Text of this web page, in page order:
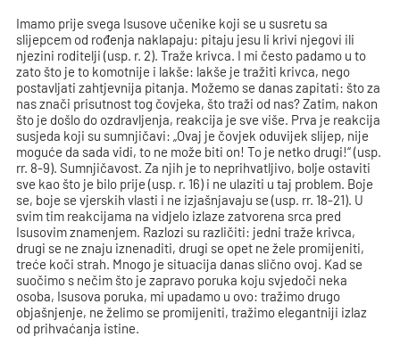
Imamo prije svega Isusove učenike koji se u susretu sa
slijepcem od rođenja naklapaju: pitaju jesu li krivi njegovi ili
njezini roditelji (usp. r. 2). Traže krivca. I mi često padamo u to
zato što je to komotnije i lakše: lakše je tražiti krivca, nego
postavljati zahtjevnija pitanja. Možemo se danas zapitati: što za
nas znači prisutnost tog čovjeka, što traži od nas? Zatim, nakon
što je došlo do ozdravljenja, reakcija je sve više. Prva je reakcija
susjeda koji su sumnjičavi: „Ovaj je čovjek oduvijek slijep, nije
moguće da sada vidi, to ne može biti on! To je netko drugi!“ (usp.
rr. 8-9). Sumnjičavost. Za njih je to neprihvatljivo, bolje ostaviti
sve kao što je bilo prije (usp. r. 16) i ne ulaziti u taj problem. Boje
se, boje se vjerskih vlasti i ne izjašnjavaju se (usp. rr. 18-21). U
svim tim reakcijama na vidjelo izlaze zatvorena srca pred
Isusovim znamenjem. Razlozi su različiti: jedni traže krivca,
drugi se ne znaju iznenaditi, drugi se opet ne žele promijeniti,
treće koči strah. Mnogo je situacija danas slično ovoj. Kad se
suočimo s nečim što je zapravo poruka koju svjedoči neka
osoba, Isusova poruka, mi upadamo u ovo: tražimo drugo
objašnjenje, ne želimo se promijeniti, tražimo elegantniji izlaz
od prihvaćanja istine.